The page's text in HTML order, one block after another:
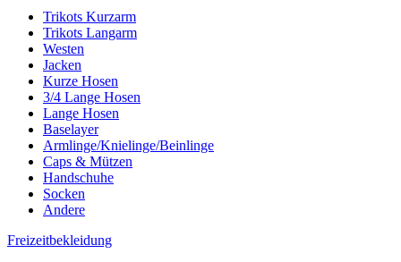
Trikots Kurzarm
Trikots Langarm
Westen
Jacken
Kurze Hosen
3/4 Lange Hosen
Lange Hosen
Baselayer
Armlinge/Knielinge/Beinlinge
Caps & Mützen
Handschuhe
Socken
Andere
Freizeitbekleidung